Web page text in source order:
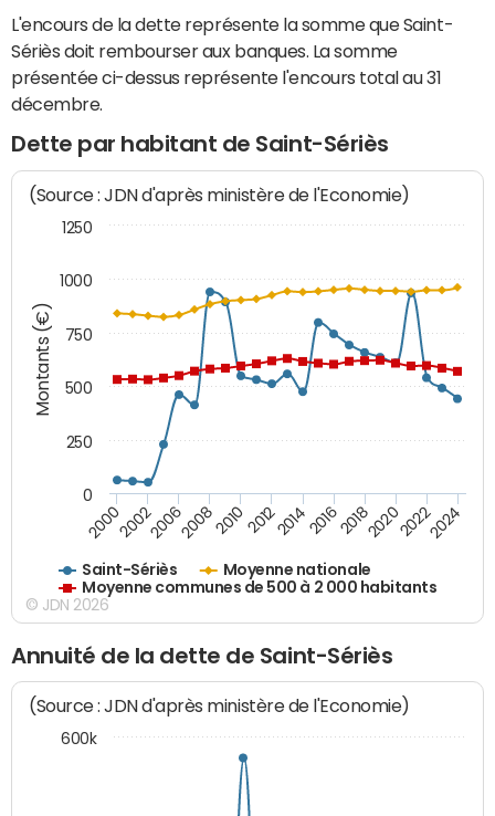
L'encours de la dette représente la somme que Saint-
Sériès doit rembourser aux banques. La somme
présentée ci-dessus représente l'encours total au 31
décembre.
Dette par habitant de Saint-Sériès
Montants (€)
(Source : JDN d'après ministère de l'Economie)
Saint-Sériès
Moyenne nationale
Moyenne communes de 500 à 2 000 habitants
200020022006200820102012201420162018202020222024
0
250
500
750
1000
1250
© JDN 2026
Annuité de la dette de Saint-Sériès
(Source : JDN d'après ministère de l'Economie)
600k